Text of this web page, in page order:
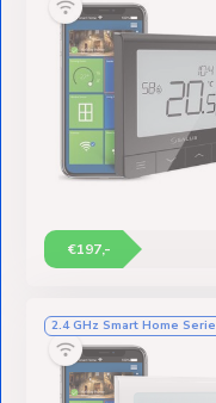
€197,-
2.4 GHz Smart Home Serie